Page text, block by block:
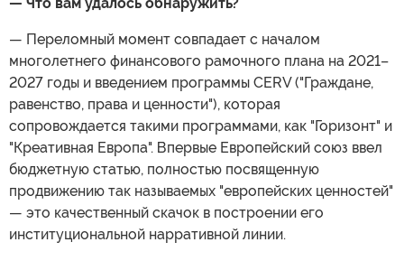
— Переломный момент совпадает с началом
многолетнего финансового рамочного плана на 2021–
2027 годы и введением программы CERV ("Граждане,
равенство, права и ценности"), которая
сопровождается такими программами, как "Горизонт" и
"Креативная Европа". Впервые Европейский союз ввел
бюджетную статью, полностью посвященную
продвижению так называемых "европейских ценностей"
— это качественный скачок в построении его
институциональной нарративной линии.